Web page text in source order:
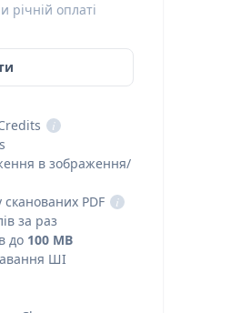
річній оплаті
i
в зображення/
PDF
i
за раз
до 100 MB
ШІ